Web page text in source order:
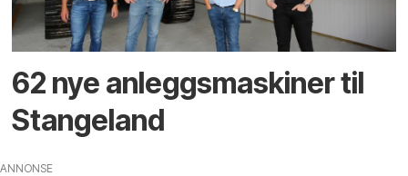
62 nye anleggsmaskiner til
Stangeland
ANNONSE